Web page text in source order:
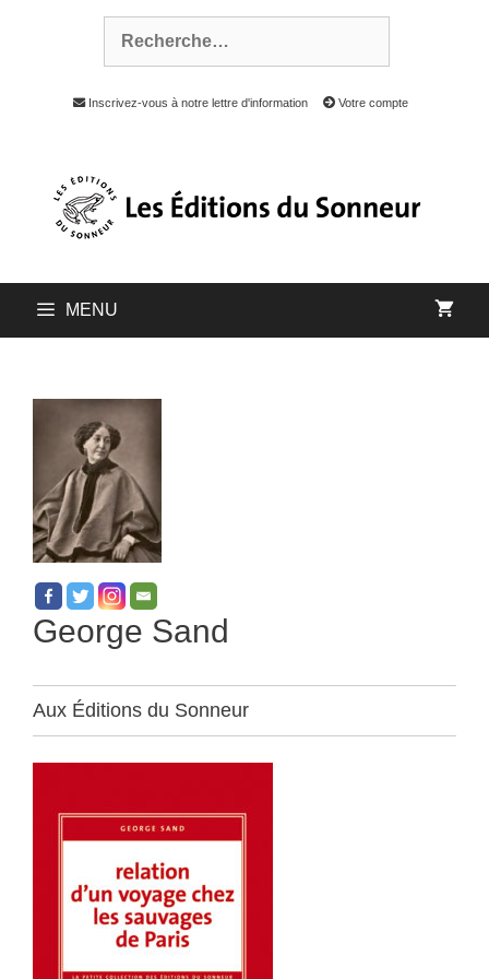
Inscrivez-vous à notre lettre d'information Votre compte
MENU
George Sand
Aux Éditions du Sonneur